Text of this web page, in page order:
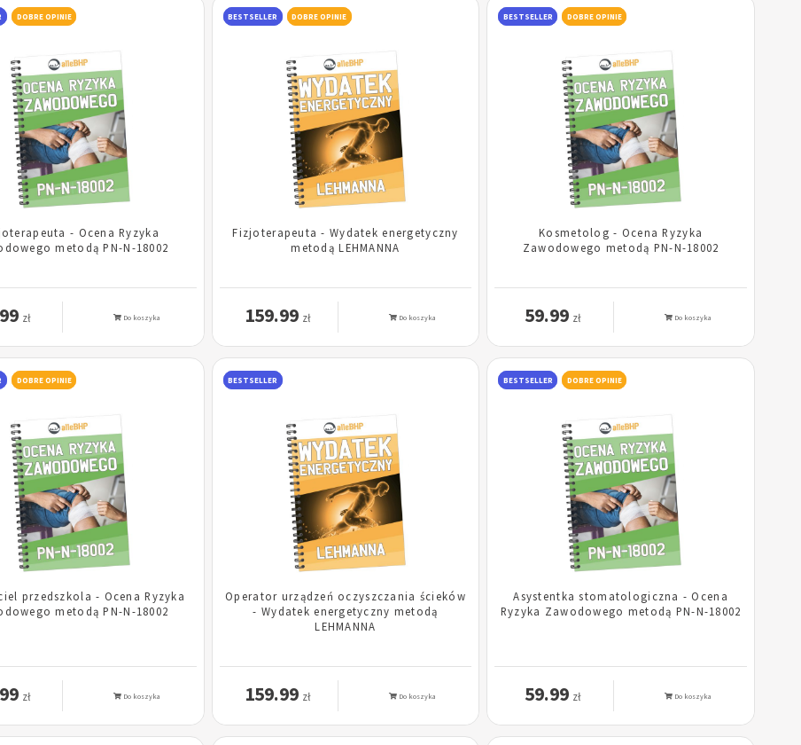
DOBRE OPINIE
- Ocena Ryzyka
metodą PN-N-18002
zł Do koszyka
BESTSELLER DOBRE OPINIE
Fizjoterapeuta - Wydatek energetyczny
metodą LEHMANNA
159.99 zł Do koszyka
BESTSELLER DOBRE OPINIE
Kosmetolog - Ocena Ryzyka
Zawodowego metodą PN-N-18002
59.99 zł Do koszyka
DOBRE OPINIE
przedszkola - Ocena Ryzyka
metodą PN-N-18002
zł Do koszyka
BESTSELLER
Operator urządzeń oczyszczania ścieków
- Wydatek energetyczny metodą
LEHMANNA
159.99 zł Do koszyka
BESTSELLER DOBRE OPINIE
Asystentka stomatologiczna - Ocena
Ryzyka Zawodowego metodą PN-N-18002
59.99 zł Do koszyka